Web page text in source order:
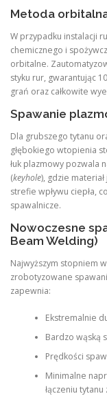
Metoda
W przypadku instalacji
chemicznego i
orbitalne.
styku rur, gwarantując
grań oraz całkowite
Spawanie
Dla grubszego tytanu
głębokiego wtopienia
łuk plazmowy pozwala
(keyhole), gdzie
strefie wpływu ciepła,
spawalnicze.
Nowoczesne
Beam Welding)
Najwyższym stopniem
zrobotyzowane
zapewnia:
Ekstremalnie
Bardzo wąską
Prędkości
Minimalne
łączeniu